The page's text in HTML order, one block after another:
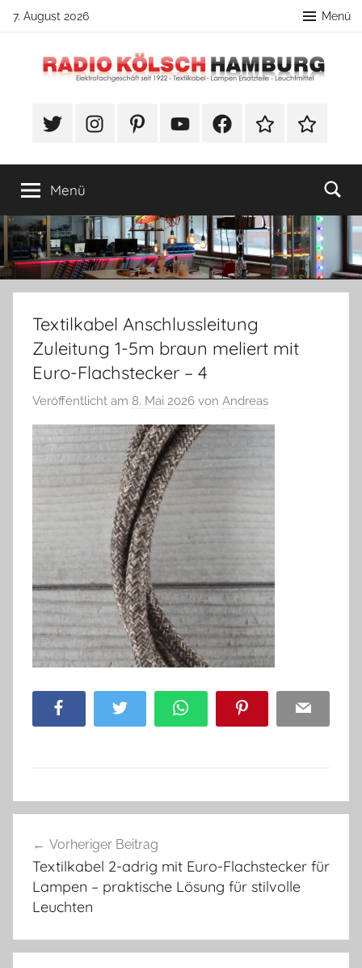
Zum
springen
7. August 2026 Menü
Radio
Hamburg
Lampenbau
#TwitterInstagramPinterestYouTubeFacebookTikTok Webshop
Menü
Textilkabel Anschlussleitung
Zuleitung 1-5m braun meliert mit
Euro-Flachstecker – 4
Veröffentlicht am 8. Mai 2026 von Andreas
Facebook Twitter WhatsApp Pinterest Email
Vorheriger Beitrag
Textilkabel 2-adrig mit Euro-Flachstecker für
Lampen – praktische Lösung für stilvolle
Leuchten